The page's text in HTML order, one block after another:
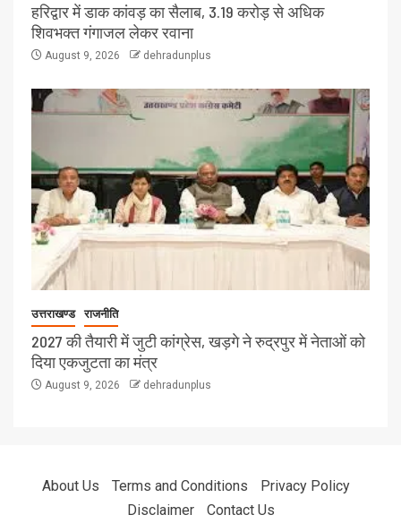
हरिद्वार में डाक कांवड़ का सैलाब, 3.19 करोड़ से अधिक
शिवभक्त गंगाजल लेकर रवाना
August 9, 2026 dehradunplus
उत्तराखण्ड राजनीति
2027 की तैयारी में जुटी कांग्रेस, खड़गे ने रुद्रपुर में नेताओं को
दिया एकजुटता का मंत्र
August 9, 2026 dehradunplus
About Us Terms and Conditions
Privacy Policy
Disclaimer
Contact Us